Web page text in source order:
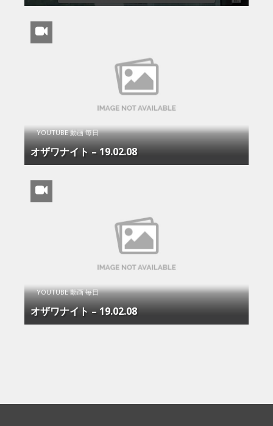
YOUTUBE 動画 毎日
オザワナイト – 19.02.08
YOUTUBE 動画 毎日
オザワナイト – 19.02.08